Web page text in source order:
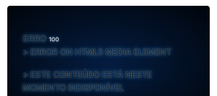
ERRO100
ERROR ON HTML5 MEDIA ELEMENT
ESTE CONTEÚDO ESTÁ NESTE
MOMENTO INDISPONÍVEL